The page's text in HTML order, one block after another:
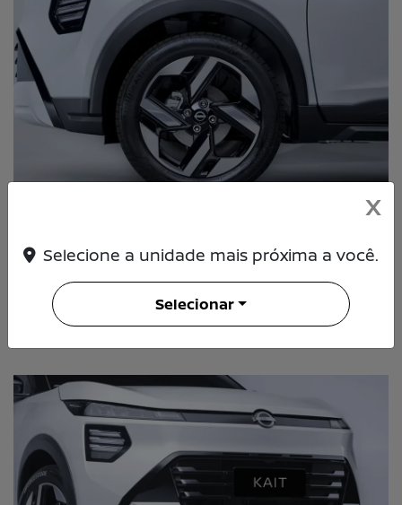
NOVAS RODAS "BLADES" DE LIGA 17"
Estilo moderno a cada movimento.
X
Selecione a unidade mais próxima a você.
Selecionar